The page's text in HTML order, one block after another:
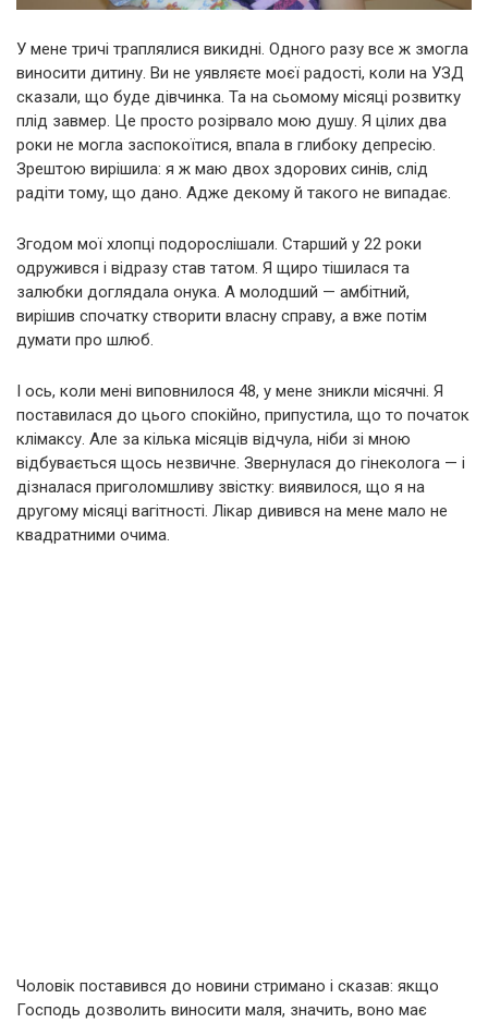
У мене тричі траплялися викидні. Одного разу все ж змогла
виносити дитину. Ви не уявляєте моєї радості, коли на УЗД
сказали, що буде дівчинка. Та на сьомому місяці розвитку
плід завмер. Це просто розірвало мою душу. Я цілих два
роки не могла заспокоїтися, впала в глибоку депресію.
Зрештою вирішила: я ж маю двох здорових синів, слід
радіти тому, що дано. Адже декому й такого не випадає.
Згодом мої хлопці подорослішали. Старший у 22 роки
одружився і відразу став татом. Я щиро тішилася та
залюбки доглядала онука. А молодший — амбітний,
вирішив спочатку створити власну справу, а вже потім
думати про шлюб.
І ось, коли мені виповнилося 48, у мене зникли місячні. Я
поставилася до цього спокійно, припустила, що то початок
клімаксу. Але за кілька місяців відчула, ніби зі мною
відбувається щось незвичне. Звернулася до гінеколога — і
дізналася приголомшливу звістку: виявилося, що я на
другому місяці вагітності. Лікар дивився на мене мало не
квадратними очима.
Чоловік поставився до новини стримано і сказав: якщо
Господь дозволить виносити маля, значить, воно має